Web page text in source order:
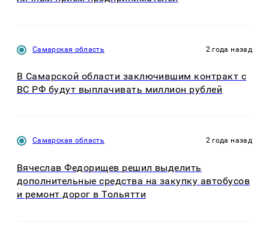
Самарская область 2 года назад
В Самарской области заключившим контракт с
ВС РФ будут выплачивать миллион рублей
Самарская область 2 года назад
Вячеслав Федорищев решил выделить
дополнительные средства на закупку автобусов
и ремонт дорог в Тольятти